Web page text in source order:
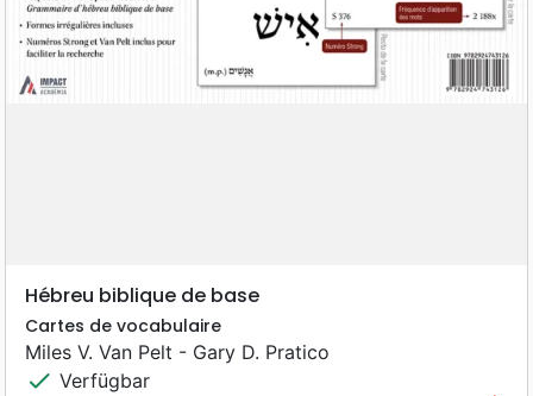
Hébreu biblique de base
Cartes de vocabulaire
Miles V. Van Pelt - Gary D. Pratico
check Verfügbar